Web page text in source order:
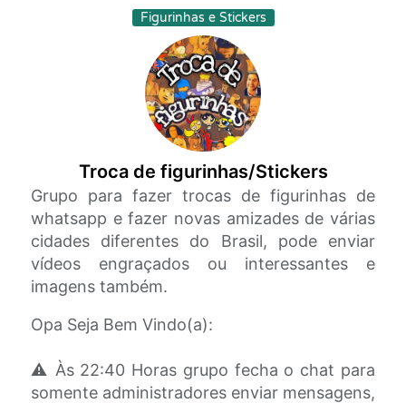
Figurinhas e Stickers
Troca de figurinhas/Stickers
Grupo para fazer trocas de figurinhas de
whatsapp e fazer novas amizades de várias
cidades diferentes do Brasil, pode enviar
vídeos engraçados ou interessantes e
imagens também.
Opa Seja Bem Vindo(a):
⚠️ Às 22:40 Horas grupo fecha o chat para
somente administradores enviar mensagens,